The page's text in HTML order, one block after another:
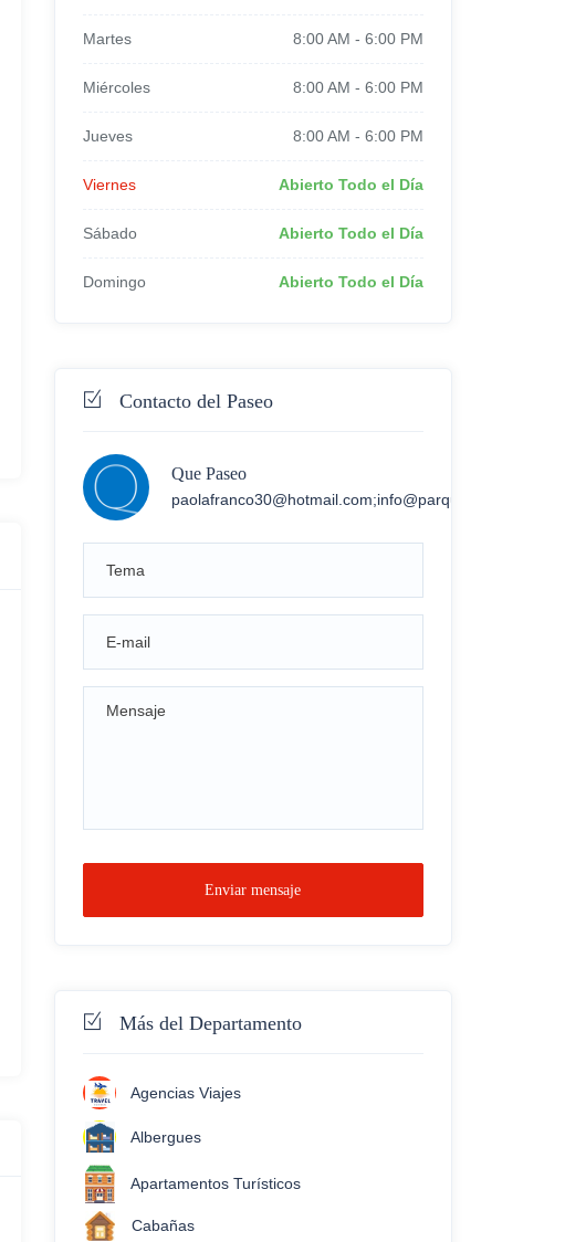
Martes 8:00 AM - 6:00 PM
Miércoles 8:00 AM - 6:00 PM
Jueves 8:00 AM - 6:00 PM
Viernes Abierto Todo el Día
Sábado Abierto Todo el Día
Domingo Abierto Todo el Día
Contacto del Paseo
Que Paseo
Enviar mensaje
Más del Departamento
Agencias Viajes
Albergues
Apartamentos Turísticos
Cabañas